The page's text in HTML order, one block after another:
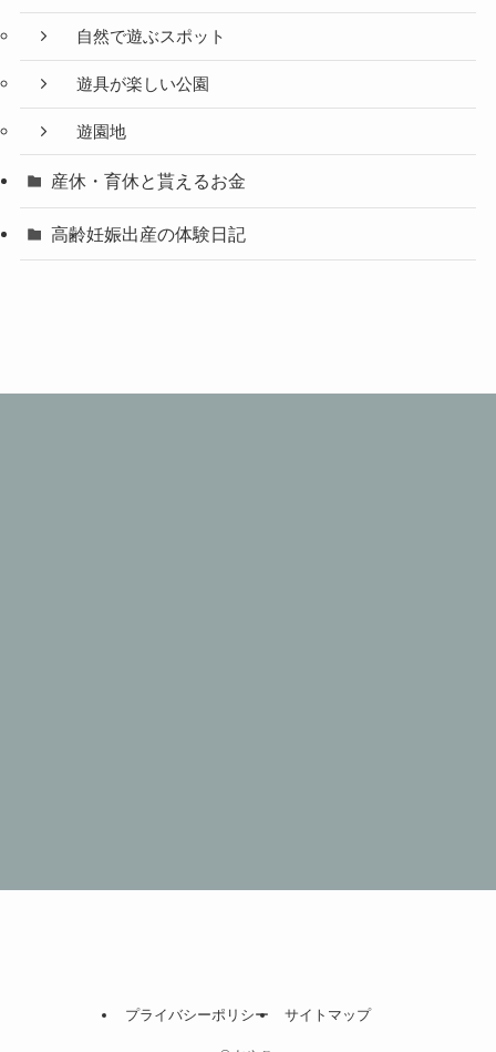
自然で遊ぶスポット
遊具が楽しい公園
遊園地
産休・育休と貰えるお金
高齢妊娠出産の体験日記
プライバシーポリシー サイトマップ